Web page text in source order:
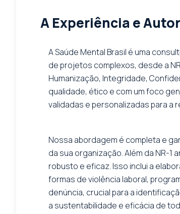
A Experiência e
A Saúde Mental Brasil é uma
de projetos complexos, desde a
Humanização, Integridade,
qualidade, ético e com um foco
validadas e personalizadas para a
Nossa abordagem é completa e
da sua organização. Além da NR-
robusto e eficaz. Isso inclui a
formas de violência laboral,
denúncia, crucial para a
a sustentabilidade e eficácia de